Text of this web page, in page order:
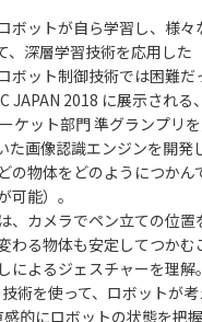
ボットが自ら学習し、様
、深層学習技術を応用し
ボット制御技術では困難
JAPAN 2018 に展示され
ケット部門 準グランプリを
た画像認識エンジンを開
の物体をどのようにつか
可能）。
カメラでペン立ての位置
る物体も安定してつかむ
によるジェスチャーを理解。
術を使って、ロボットが
感的にロボットの状態を把